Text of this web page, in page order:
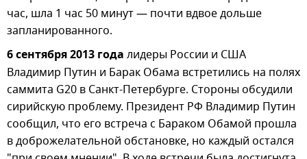
час, шла 1 час 50 минут — почти вдвое дольше
запланированного.
6 сентября 2013 года лидеры России и США
Владимир Путин и Барак Обама встретились на полях
саммита G20 в Санкт-Петербурге. Стороны обсудили
сирийскую проблему. Президент РФ Владимир Путин
сообщил, что его встреча с Бараком Обамой прошла
в доброжелательной обстановке, но каждый остался